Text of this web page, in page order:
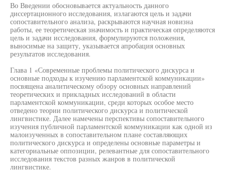
Во Введении обосновывается актуальность данного
диссертационного исследования, излагаются цель и задачи
сопоставительного анализа, раскрываются научная новизна
работы, ее теоретическая значимость и практическая определяются
цель и задачи исследования, формулируются положения,
выносимые на защиту, указывается апробация основных
результатов исследования.
Глава 1 «Современные проблемы политического дискурса и
основные подходы к изучению парламентской коммуникации»
посвящена аналитическому обзору основных направлений
теоретических и прикладных исследований в области
парламентской коммуникации, среди которых особое место
отведено теории политического дискурса и политической
лингвистике. Далее намечены перспективы сопоставительного
изучения публичной парламентской коммуникации как одной из
малоизученных в сопоставительном плане составляющих
политического дискурса и определены основные параметры и
категориальные оппозиции, релевантные для сопоставительного
исследования текстов разных жанров в политической
лингвистике.